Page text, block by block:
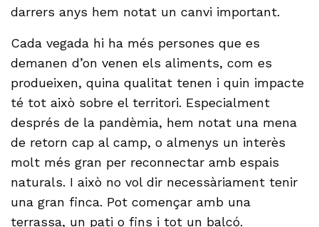
darrers anys hem notat un canvi important.
Cada vegada hi ha més persones que es
demanen d’on venen els aliments, com es
produeixen, quina qualitat tenen i quin impacte
té tot això sobre el territori. Especialment
després de la pandèmia, hem notat una mena
de retorn cap al camp, o almenys un interès
molt més gran per reconnectar amb espais
naturals. I això no vol dir necessàriament tenir
una gran finca. Pot començar amb una
terrassa, un pati o fins i tot un balcó.